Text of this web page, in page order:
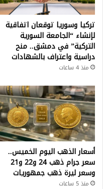
تركيا وسوريا توقعان اتفاقية
لإنشاء “الجامعة السورية
التركية” في دمشق.. منح
دراسية واعتراف بالشهادات
منذ 4 ساعات
أسعار الذهب اليوم الخميس..
سعر جرام ذهب 24 و22 و21
وسعر ليرة ذهب جمهوريات
منذ 5 ساعات